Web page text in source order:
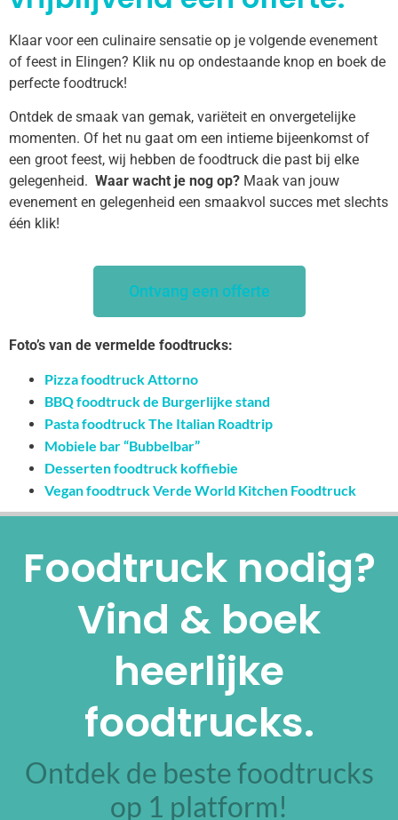
Klaar voor een culinaire sensatie op je volgende evenement
of feest in Elingen? Klik nu op ondestaande knop en boek de
perfecte foodtruck!
Ontdek de smaak van gemak, variëteit en onvergetelijke
momenten. Of het nu gaat om een intieme bijeenkomst of
een groot feest, wij hebben de foodtruck die past bij elke
gelegenheid. Waar wacht je nog op? Maak van jouw
evenement en gelegenheid een smaakvol succes met slechts
één klik!
Ontvang een offerte
Foto’s van de vermelde foodtrucks:
Pizza foodtruck Attorno
BBQ foodtruck de Burgerlijke stand
Pasta foodtruck The Italian Roadtrip
Mobiele bar “Bubbelbar”
Desserten foodtruck koffiebie
Vegan foodtruck Verde World Kitchen Foodtruck
Foodtruck nodig?
Vind & boek
heerlijke
foodtrucks.
Ontdek de beste foodtrucks
op 1 platform!